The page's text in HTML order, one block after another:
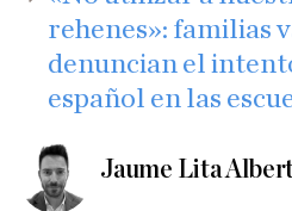
rehenes»: familias
denuncian el
español en las
Jaume Lita